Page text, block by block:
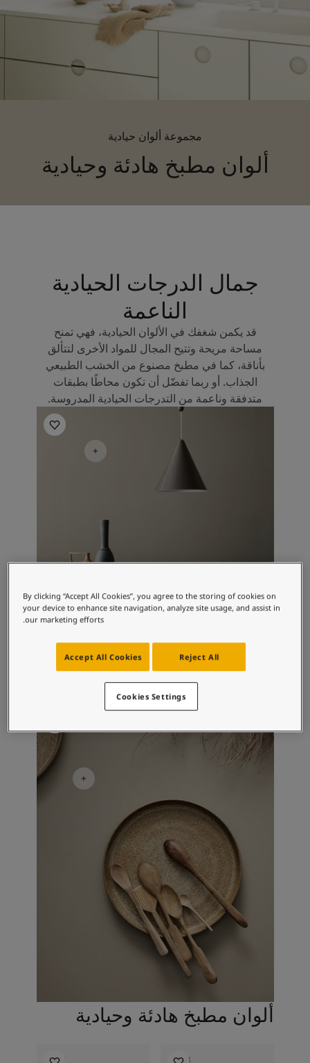
أحجز خدمات الدهان
البحث عن موزع جوتن
مساحات تنبض بالحياة - أحدث مجموعة ألوان جوتن
ألوان مطبخ هادئة وحيادية
مجموعة ألوان حيادية
جمال الدرجات الحيادية
الناعمة
قد يكمن شغفك في الألوان الحيادية، فهي تمنح
مساحة مريحة وتتيح المجال للمواد الأخرى لتتألق
بأناقة، كما في مطبخ مصنوع من الخشب الطبيعي
الجذاب. أو ربما تفضّل أن تكون محاطًا بطبقات
متدفقة وناعمة من التدرجات الحيادية المدروسة.
Kitchen Inspiration
Kitchen inspiration
ألوان مطبخ هادئة وحيادية
1624
1931
By clicking “Accept All Cookies”, you agree to the storing of cookies on
your device to enhance site navigation, analyze site usage, and assist in
our marketing efforts.
Reject All
Accept All Cookies
Cookies Settings